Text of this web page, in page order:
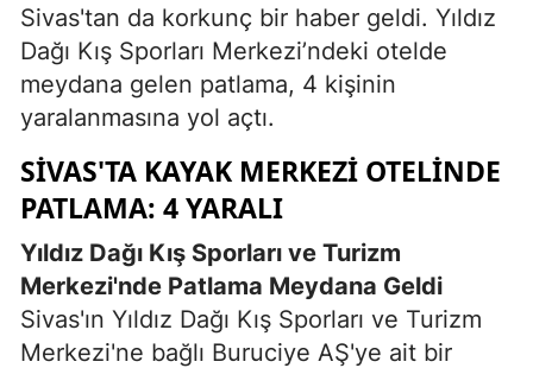
Sivas'tan da korkunç bir haber geldi. Yıldız
Dağı Kış Sporları Merkezi’ndeki otelde
meydana gelen patlama, 4 kişinin
yaralanmasına yol açtı.
SIVAS'TA KAYAK MERKEZI OTELINDE
PATLAMA: 4 YARALI
Yıldız Dağı Kış Sporları ve Turizm
Merkezi'nde Patlama Meydana Geldi
Sivas'ın Yıldız Dağı Kış Sporları ve Turizm
Merkezi'ne bağlı Buruciye AŞ'ye ait bir